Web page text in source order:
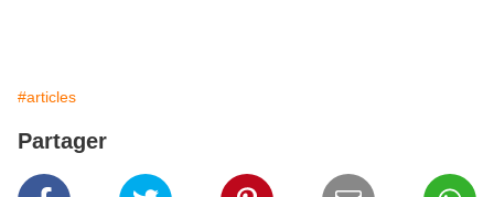
#articles
Partager